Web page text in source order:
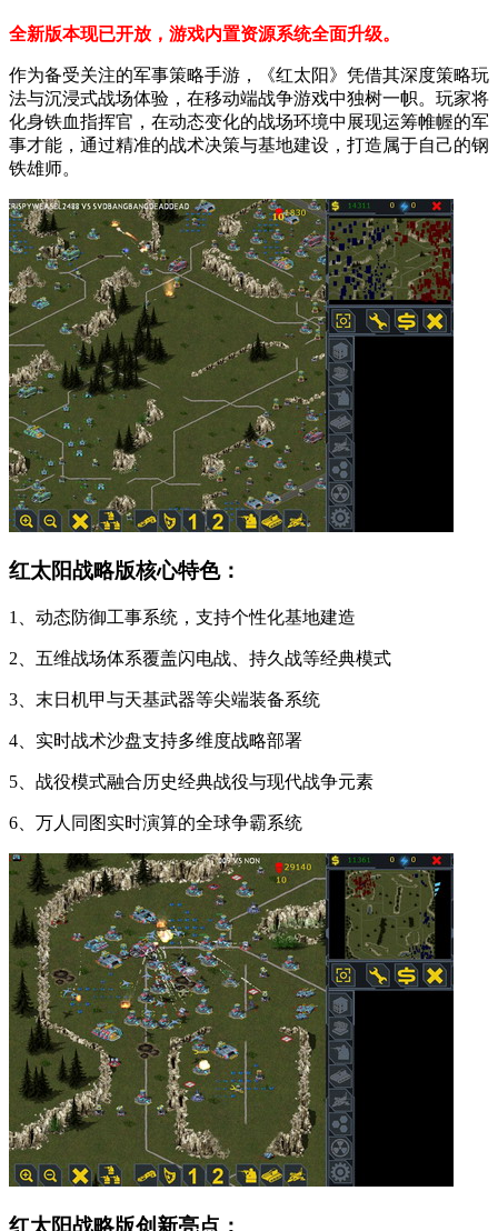
全新版本现已开放，游戏内置资源系统全面升级。
作为备受关注的军事策略手游，《红太阳》凭借其深度策略玩
法与沉浸式战场体验，在移动端战争游戏中独树一帜。玩家将
化身铁血指挥官，在动态变化的战场环境中展现运筹帷幄的军
事才能，通过精准的战术决策与基地建设，打造属于自己的钢
铁雄师。
红太阳战略版核心特色：
1、动态防御工事系统，支持个性化基地建造
2、五维战场体系覆盖闪电战、持久战等经典模式
3、末日机甲与天基武器等尖端装备系统
4、实时战术沙盘支持多维度战略部署
5、战役模式融合历史经典战役与现代战争元素
6、万人同图实时演算的全球争霸系统
红太阳战略版创新亮点：